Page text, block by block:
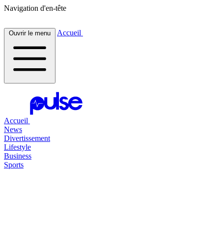
Navigation d'en-tête
Ouvrir le menu Accueil
Accueil
News
Divertissement
Lifestyle
Business
Sports